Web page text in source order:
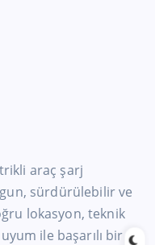
araç şarj
sürdürülebilir ve
lokasyon, teknik
ile başarılı bir iş